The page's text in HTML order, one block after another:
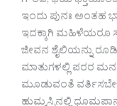
ಇಂದು ಪುನಃ ಅಂತಹ
ಇದಕ್ಕಾಗಿ ಮಹಿಳೆಯರೂ
ಜೀವನ ಶೈಲಿಯನ್ನು
ಮಾತುಗಳಲ್ಲಿ ಪರರ
ಮೂಡುವಂತೆ